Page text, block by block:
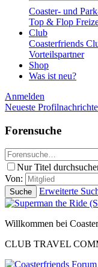
Coaster- und
Top & Flop
Club
Coasterfriends
Vorteilspartner
Shop
Was ist neu?
Anmelden
Neueste
Forensuche
Nur Titel
Von:
Suche Erweiterte
Willkommen bei
CLUB TRAVEL